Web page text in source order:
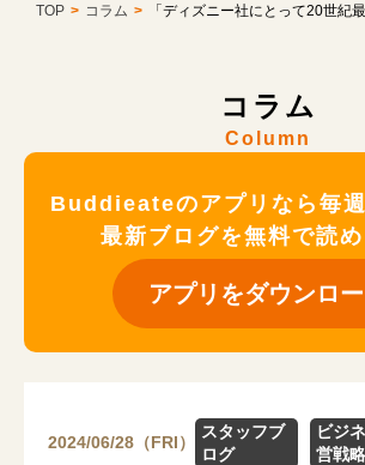
TOP > コラム > 「ディズニー社にとって20世紀
コラム
Column
Buddieateのアプリなら毎
最新ブログを無料で読め
アプリをダウンロ
2024/06/28（FRI）
スタッフブ
ログ
ビジ
営戦略